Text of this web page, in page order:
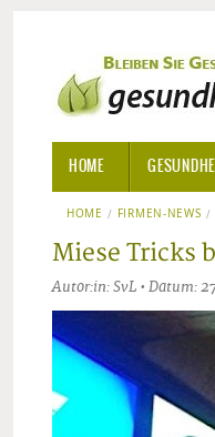
HOME
ARZNEI-
HOME FIRMEN-NEWS
Miese Tricks
Autor:in: SvL • Datum: